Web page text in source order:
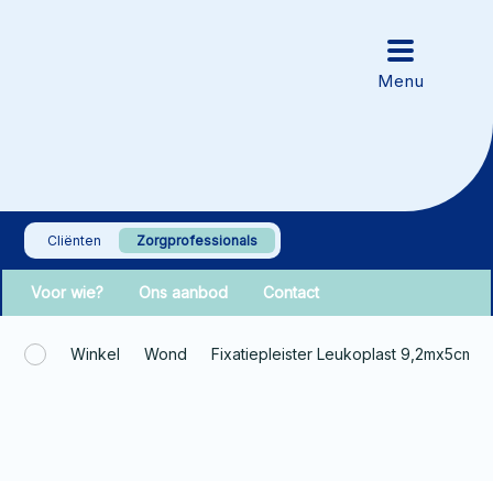
Cliënten Zorgprofessionals
Voor wie? Ons aanbod Contact
Winkel Wond Fixatiepleister Leukoplast 9,2mx5cm